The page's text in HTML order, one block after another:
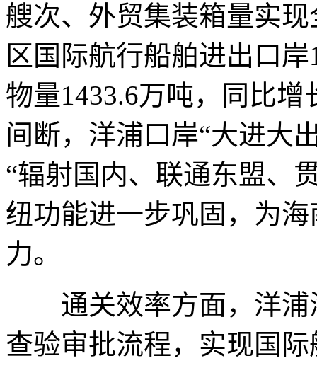
艘次、外贸集装箱量实
区国际航行船舶进出口
物量1433.6万吨，同比
间断，洋浦口岸“大进大
“辐射国内、联通东盟、
纽功能进一步巩固，为
力。
通关效率方面，洋浦
查验审批流程，实现国